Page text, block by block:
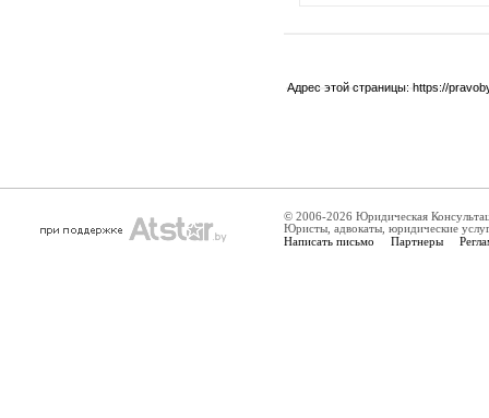
Адрес этой страницы: https://
© 2006-2026 Юридическая
Юристы, адвокаты, юридические
Написать письмо Партнеры